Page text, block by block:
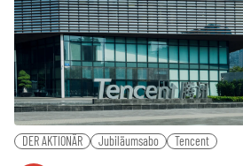
DER AKTIONÄR Jubiläumsabo Tencent